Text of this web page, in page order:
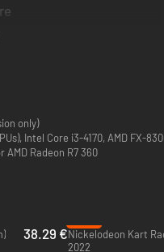
Nickelodeon-Charakteren
Herr der Elemente, Teenage
um deinen Nickelodeon-
only)
Intel Core i3-4170, AMD FX-
AMD Radeon R7 360
38.29 €
2022